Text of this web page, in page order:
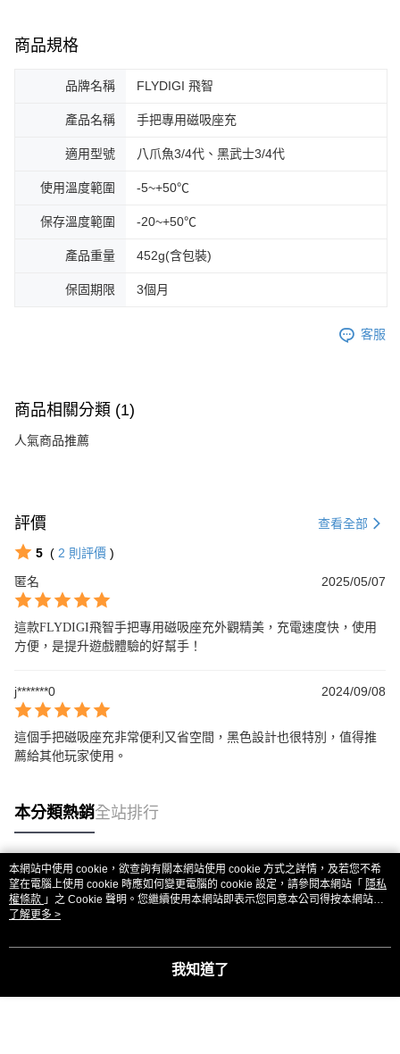
商品規格
品牌名稱 FLYDIGI 飛智
產品名稱 手把專用磁吸座充
適用型號 八爪魚3/4代、黑武士3/4代
使用溫度範圍 -5~+50℃
保存溫度範圍 -20~+50℃
產品重量 452g(含包裝)
保固期限 3個月
客服
商品相關分類 (1)
人氣商品推薦
評價 查看全部
5 ( 2 則評價 )
匿名
2025/05/07
這款FLYDIGI飛智手把專用磁吸座充外觀精美，充電速度快，使用
方便，是提升遊戲體驗的好幫手！
j*******0 2024/09/08
這個手把磁吸座充非常便利又省空間，黑色設計也很特別，值得推
薦給其他玩家使用。
本分類熱銷全站排行
熱門標籤
本網站中使用 cookie，欲查詢有關本網站使用 cookie 方式之詳情，及若您不希
望在電腦上使用 cookie 時應如何變更電腦的 cookie 設定，請參閱本網站「 隱私
權條款 」之 Cookie 聲明。您繼續使用本網站即表示您同意本公司得按本網站使
用條款之 Cookie 聲明使用 cookie。
了解更多 >
我知道了